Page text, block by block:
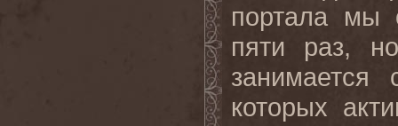
портала мы
пяти раз,
которых